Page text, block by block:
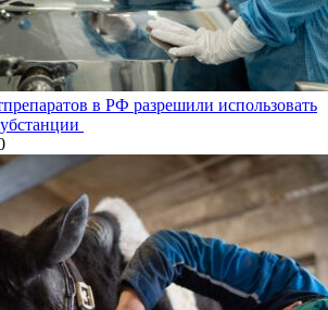
в РФ разрешили использовать